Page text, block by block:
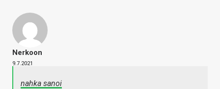
Nerkoon
9.7.2021
nahka sanoi